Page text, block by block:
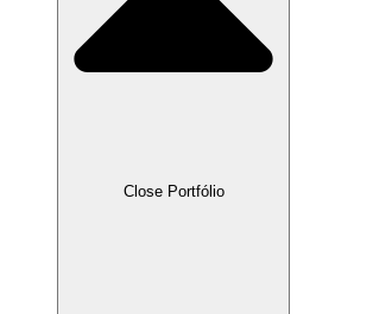
Close Portfólio